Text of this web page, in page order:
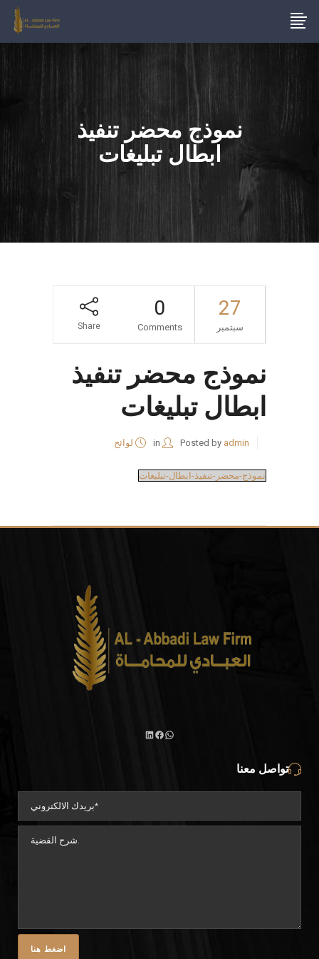
نموذج محضر تنفيذ
ابطال تبليغات
27
سبتمبر
0
Comments
Share
نموذج محضر تنفيذ
ابطال تبليغات
Posted by admin
in لوائح
نموذج-محضر-تنفيذ-ابطال-تبليغات
تواصل معنا